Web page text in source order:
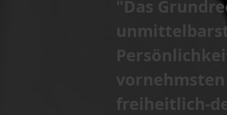
"Das
freiheitlich-